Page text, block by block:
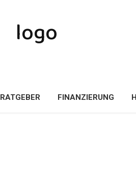
RATGEBER FINANZIERUNG